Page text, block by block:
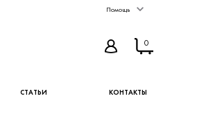
Помощь
0
СТАТЬИ КОНТАКТЫ